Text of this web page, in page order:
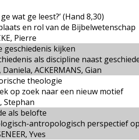
wat ge leest?’ (Hand 8,30)
en rol van de Bijbelwetenschap
Pierre
geschiedenis kijken
als discipline naast
Daniela, ACKERMANS, Gian
theologie
op zoek naar een nieuw motief
Stephan
als belofte
antropologisch perspectief
Yves